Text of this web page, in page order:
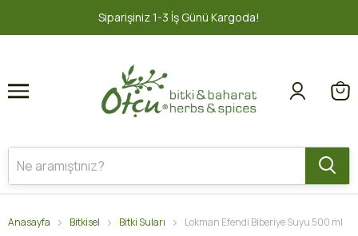
2000 TL ve üzeri
1 2
Anasayfa Bitkisel Bitki Suları Lokman Efendi Biberiye Suyu 500 ml